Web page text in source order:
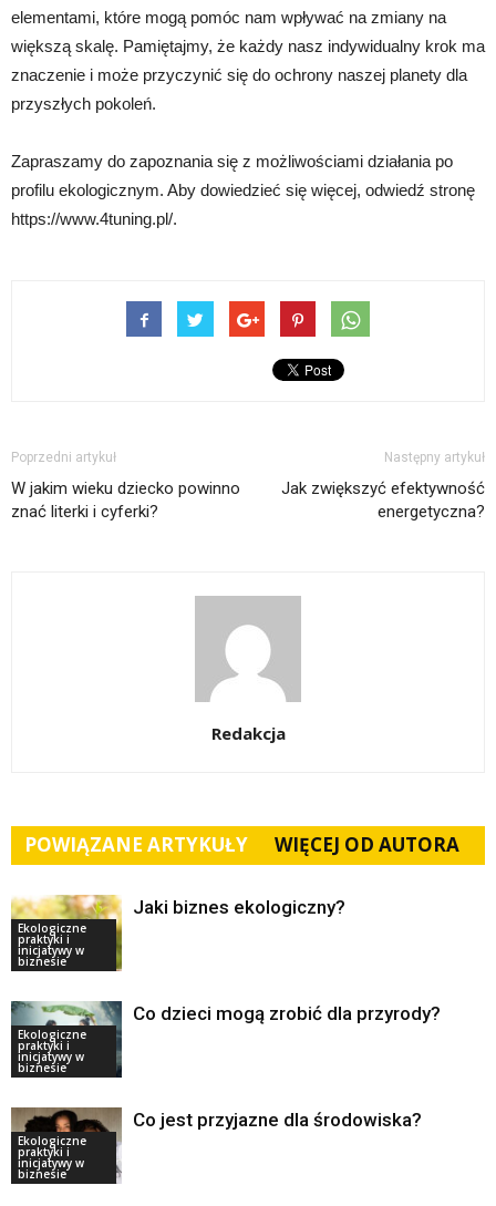
elementami, które mogą pomóc nam wpływać na zmiany na
większą skalę. Pamiętajmy, że każdy nasz indywidualny krok ma
znaczenie i może przyczynić się do ochrony naszej planety dla
przyszłych pokoleń.
Zapraszamy do zapoznania się z możliwościami działania po
profilu ekologicznym. Aby dowiedzieć się więcej, odwiedź stronę
https://www.4tuning.pl/.
Poprzedni artykuł
W jakim wieku dziecko powinno
znać literki i cyferki?
Następny artykuł
Jak zwiększyć efektywność
energetyczna?
Redakcja
POWIĄZANE ARTYKUŁY WIĘCEJ OD AUTORA
Ekologiczne
praktyki i
inicjatywy w
biznesie
Jaki biznes ekologiczny?
Ekologiczne
praktyki i
inicjatywy w
biznesie
Co dzieci mogą zrobić dla przyrody?
Ekologiczne
praktyki i
inicjatywy w
biznesie
Co jest przyjazne dla środowiska?